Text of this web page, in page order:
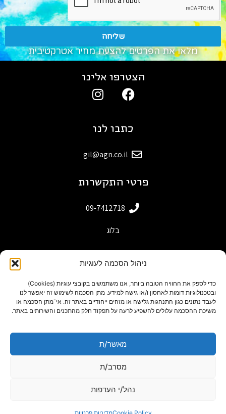
ניהול הסכמה לעוגיות
כדי לספק את החוויה הטובה ביותר, אנו משתמשים בקובצי עוגיות (Cookies)
ובטכנולוגיות דומות לאחסון ו/או גישה למידע. מתן הסכמה לשימוש זה יאפשר לנו
לעבד נתונים כגון התנהגות גלישה או מזהים ייחודיים באתר זה. אי־מתן הסכמה או
משיכת ההסכמה עלולים להשפיע לרעה על תפקוד חלק מהתכנים והשירותים באתר.
מאשר/ת
מסרב/ת
נהל/י העדפות
שליחה
מלאו את הפרטים להצעת מחיר אטרקטיבית
פרטי התקשרות
09-7412718
בלוג
כתבו לנו
gil@agn.co.il
הצטרפו אלינו
powered by adactive
תנאי שימוש באתר